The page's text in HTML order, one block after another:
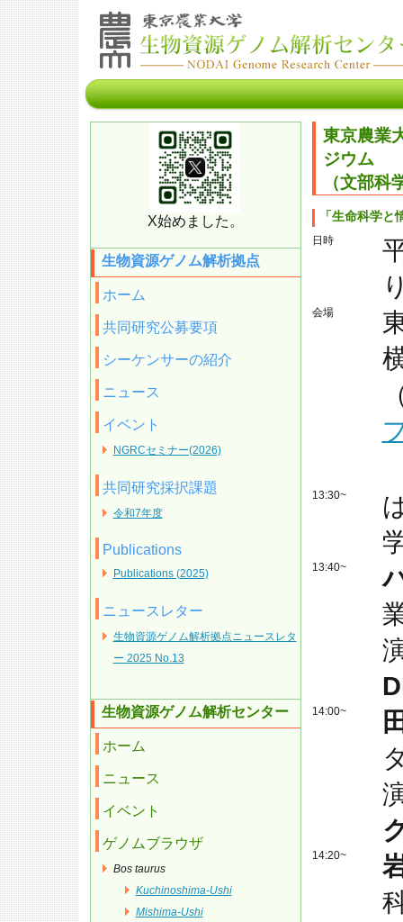
X始めました。
生物資源ゲノム解析拠点
ホーム
共同研究公募要項
シーケンサーの紹介
ニュース
イベント
NGRCセミナー(2026)
共同研究採択課題
令和7年度
Publications
Publications (2025)
ニュースレター
生物資源ゲノム解析拠点ニュースレタ
ー 2025 No.13
生物資源ゲノム解析センター
ホーム
ニュース
イベント
ゲノムブラウザ
Bos taurus
Kuchinoshima-Ushi
Mishima-Ushi
東京農業
ジウム
（文部
「生命科学
日時
会場
13:30~
13:40~
14:00~
14:20~